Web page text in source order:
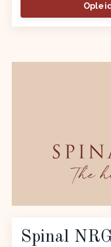
Spinal